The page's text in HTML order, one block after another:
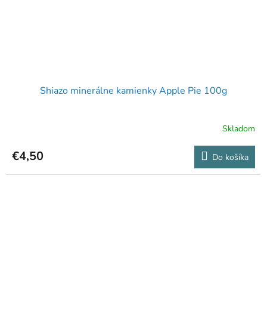
Shiazo minerálne kamienky Apple Pie 100g
Skladom
€4,50 Do košíka